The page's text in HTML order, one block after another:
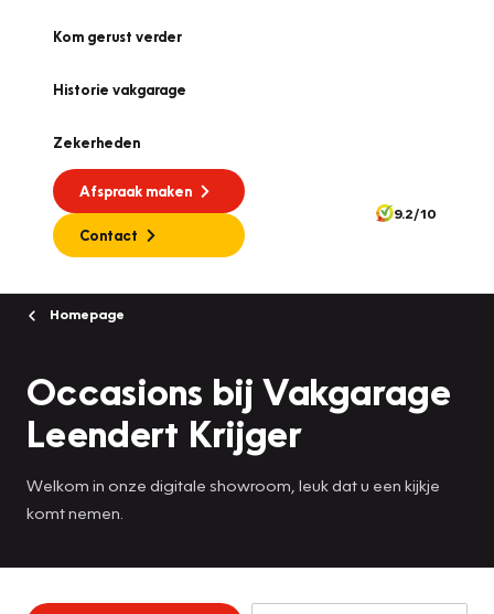
Kom gerust verder
Historie vakgarage
Zekerheden
Afspraak maken
Contact
9.2/10
Homepage
Occasions bij Vakgarage
Leendert Krijger
Welkom in onze digitale showroom, leuk dat u een kijkje
komt nemen.